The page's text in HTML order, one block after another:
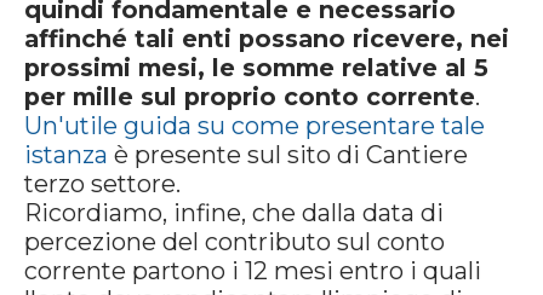
quindi fondamentale e necessario
affinché tali enti possano ricevere, nei
prossimi mesi, le somme relative al 5
per mille sul proprio conto corrente.
Un'utile guida su come presentare tale
istanza è presente sul sito di Cantiere
terzo settore.
Ricordiamo, infine, che dalla data di
percezione del contributo sul conto
corrente partono i 12 mesi entro i quali